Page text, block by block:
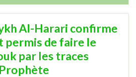
Al-Harari confirme
permis de faire le
par les traces